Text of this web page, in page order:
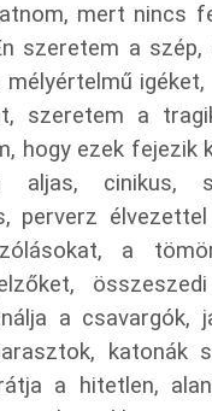
mert nincs
szeretem a szép,
mélyértelmű
szeretem a
hogy ezek fejezik
cinikus,
perverz
a
a csavargók,
katonák
a hitetlen,